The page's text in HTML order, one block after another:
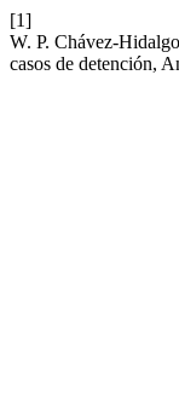
[1]
W. P. Chávez-
casos de detención,